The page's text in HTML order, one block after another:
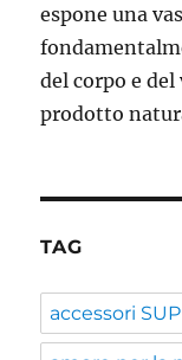
espone una
del corpo e
prodotto
TAG
accessori SUP